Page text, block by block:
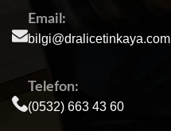
Email:
bilgi@dralicetinkaya.com
Telefon:
(0532) 663 43 60